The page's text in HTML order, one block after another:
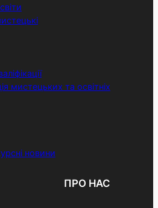
мистецьких та освітніх
новини
ПРО НАС